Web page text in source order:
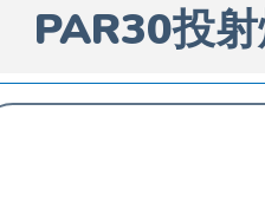
PAR30投